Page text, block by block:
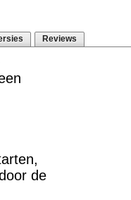
Reviews
de